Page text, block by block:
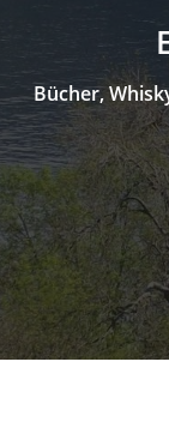
to
Bücher,